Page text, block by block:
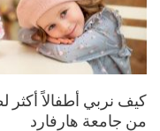
كيف نربي أطفالاً أكثر
من جامعة هارفارد